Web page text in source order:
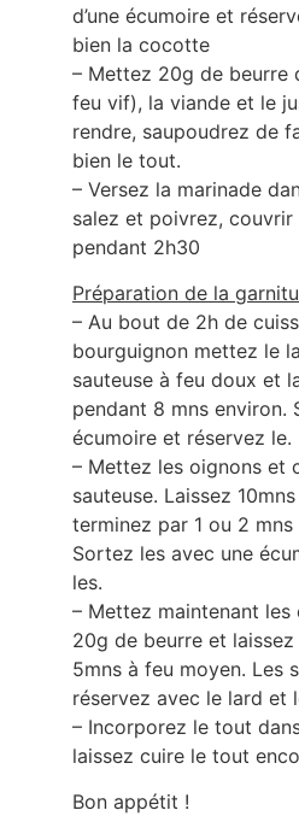
d’une écumoire et
bien la cocotte
– Mettez 20g de beurre
feu vif), la viande et le
rendre, saupoudrez de
bien le tout.
– Versez la marinade
salez et poivrez,
pendant 2h30
Préparation de la
– Au bout de 2h de
bourguignon mettez le
sauteuse à feu doux et
pendant 8 mns environ.
écumoire et réservez le.
– Mettez les oignons et
sauteuse. Laissez
terminez par 1 ou 2
Sortez les avec une
les.
– Mettez maintenant les
20g de beurre et
5mns à feu moyen. Les
réservez avec le lard et
– Incorporez le tout
laissez cuire le tout
Bon appétit !